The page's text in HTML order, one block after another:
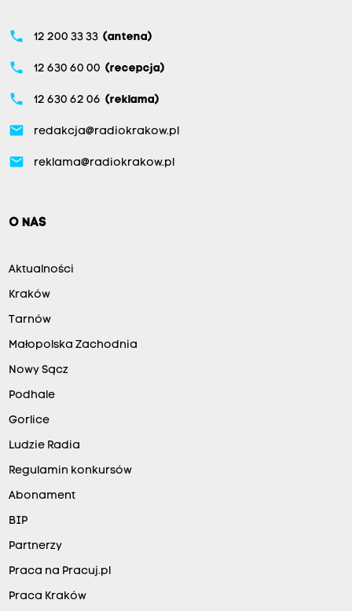
phone 12 200 33 33 (antena)
phone 12 630 60 00 (recepcja)
phone 12 630 62 06 (reklama)
email redakcja@radiokrakow.pl
email reklama@radiokrakow.pl
O NAS
Aktualności
Kraków
Tarnów
Małopolska Zachodnia
Nowy Sącz
Podhale
Gorlice
Ludzie Radia
Regulamin konkursów
Abonament
BIP
Partnerzy
Praca na Pracuj.pl
Praca Kraków